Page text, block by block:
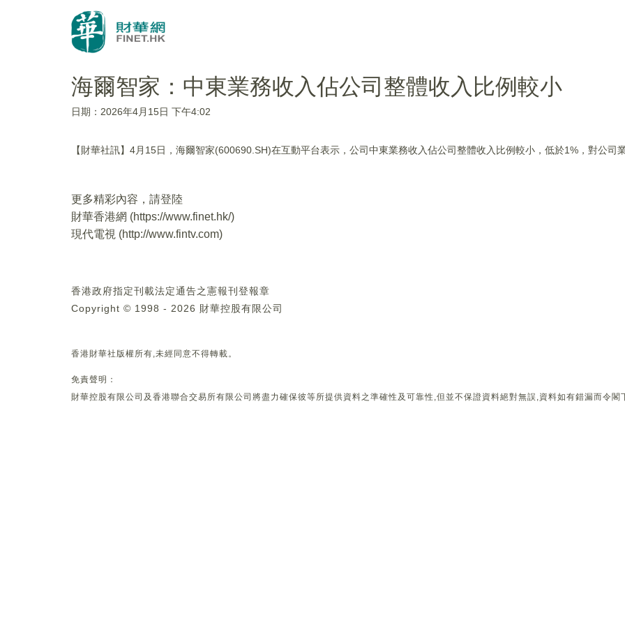
海爾智家：中東業務收入佔公司整體收入比例較小
日期：2026年4月15日 下午4:02
【財華社訊】4月15日，海爾智家(600690.SH)在互動平台表示，公司中東業務收入佔公司整體收入比例較小，低於1%，對公司
更多精彩內容，請登陸
財華香港網 (https://www.finet.hk/)
現代電視 (http://www.fintv.com)
香港政府指定刊載法定通告之憲報刊登報章
Copyright © 1998 - 2026 財華控股有限公司
香港財華社版權所有,未經同意不得轉載。
免責聲明：
財華控股有限公司及香港聯合交易所有限公司將盡力確保彼等所提供資料之準確性及可靠性,但並不保證資料絕對無誤,資料如有錯漏而令閣